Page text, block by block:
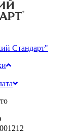
Стандарт"